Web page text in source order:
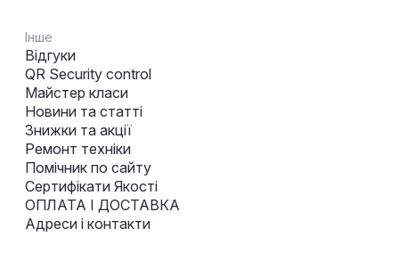
Інше
Відгуки
QR Security control
Майстер класи
Новини та статті
Знижки та акції
Ремонт техніки
Помічник по сайту
Сертифікати Якості
ОПЛАТА І ДОСТАВКА
Адреси і контакти